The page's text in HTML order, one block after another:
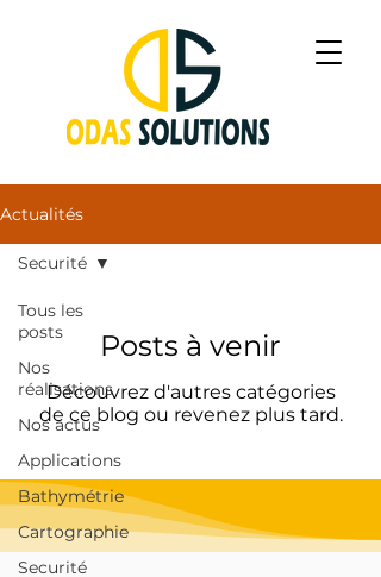
Actualités
Tous les
posts
Nos
réalisations
Nos actus
Applications
Bathymétrie
Cartographie
Securité
Securité
Posts à venir
Découvrez d'autres catégories
de ce blog ou revenez plus tard.